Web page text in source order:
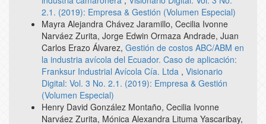
2.1. (2019): Empresa & Gestión (Volumen Especial)
Mayra Alejandra Chávez Jaramillo, Cecilia Ivonne
Narváez Zurita, Jorge Edwin Ormaza Andrade, Juan
Carlos Erazo Álvarez, Gestión de costos ABC/ABM en
la industria avícola del Ecuador. Caso de aplicación:
Franksur Industrial Avícola Cía. Ltda , Visionario
Digital: Vol. 3 No. 2.1. (2019): Empresa & Gestión
(Volumen Especial)
Henry David González Montaño, Cecilia Ivonne
Narváez Zurita, Mónica Alexandra Lituma Yascaribay,